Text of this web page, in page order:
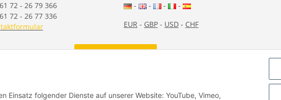
72 - 26 79 366
72 - 26 77 336
- - -
-
EUR - GBP - USD - CHF
Einsatz folgender Dienste auf unserer Website: YouTube, Vimeo,